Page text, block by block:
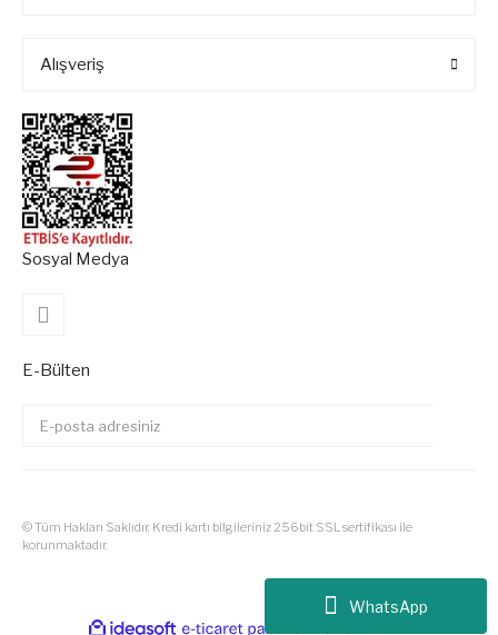
WhatsApp
Alışveriş
Sosyal Medya
E-Bülten
© Tüm Hakları Saklıdır. Kredi kartı bilgileriniz 256bit SSL sertifikası ile
korunmaktadır.
Tüm Siparişlerinizde Kargo
ideasoft